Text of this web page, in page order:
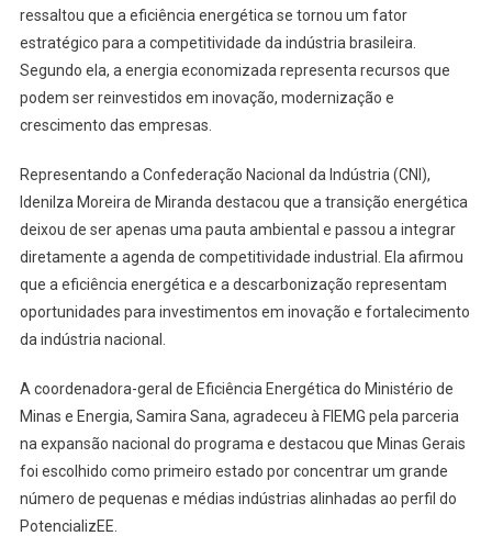
ressaltou que a eficiência energética se tornou um fator
estratégico para a competitividade da indústria brasileira.
Segundo ela, a energia economizada representa recursos que
podem ser reinvestidos em inovação, modernização e
crescimento das empresas.
Representando a Confederação Nacional da Indústria (CNI),
Idenilza Moreira de Miranda destacou que a transição energética
deixou de ser apenas uma pauta ambiental e passou a integrar
diretamente a agenda de competitividade industrial. Ela afirmou
que a eficiência energética e a descarbonização representam
oportunidades para investimentos em inovação e fortalecimento
da indústria nacional.
A coordenadora-geral de Eficiência Energética do Ministério de
Minas e Energia, Samira Sana, agradeceu à FIEMG pela parceria
na expansão nacional do programa e destacou que Minas Gerais
foi escolhido como primeiro estado por concentrar um grande
número de pequenas e médias indústrias alinhadas ao perfil do
PotencializEE.